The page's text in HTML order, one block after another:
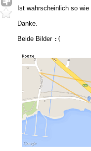
Ist wahrscheinlich so
Danke.
Beide Bilder :(